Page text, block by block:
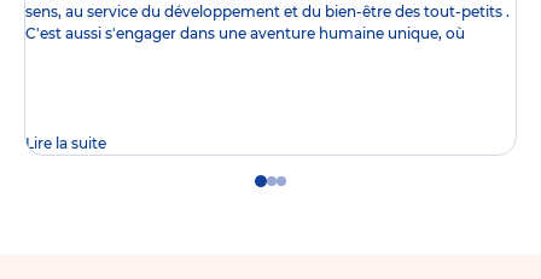
sens, au service du développement et du bien-être des tout-petits .
C'est aussi s'engager dans une aventure humaine unique, où
Lire la suite
GoGoGo